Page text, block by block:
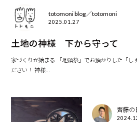
totomoni blog／totomoni
2025.01.27
土地の神様 下から守って
家づくりが始まる 「地鎮祭」でお預かりした「し
ださい！ 神様...
齊藤の